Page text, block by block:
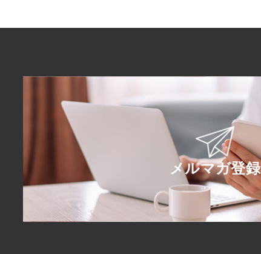
メルマガ登録